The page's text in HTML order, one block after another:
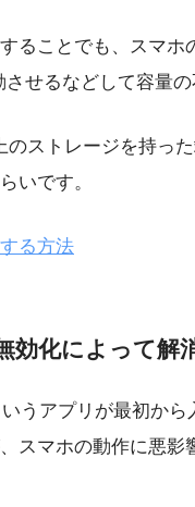
ることでも、スマホ
せるなどして容量の
ストレージを持っ
いです。
る方法
化によって解
うアプリが最初か
スマホの動作に悪影